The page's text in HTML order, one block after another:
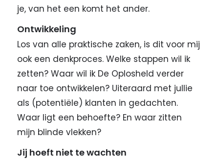
je, van het een komt het ander.
Ontwikkeling
Los van alle praktische zaken, is dit voor mij
ook een denkproces. Welke stappen wil ik
zetten? Waar wil ik De Oplosheld verder
naar toe ontwikkelen? Uiteraard met jullie
als (potentiële) klanten in gedachten.
Waar ligt een behoefte? En waar zitten
mijn blinde vlekken?
Jij hoeft niet te wachten